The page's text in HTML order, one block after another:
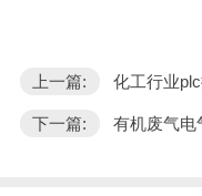
上一篇: 化工行业
下一篇: 有机废气电